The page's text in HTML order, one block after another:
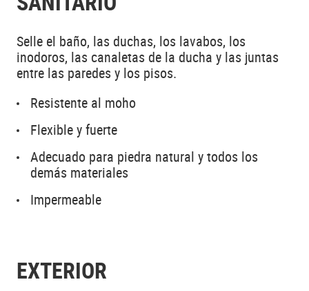
Selle el baño, las duchas, los lavabos, los
inodoros, las canaletas de la ducha y las juntas
entre las paredes y los pisos.
Resistente al moho
Flexible y fuerte
Adecuado para piedra natural y todos los
demás materiales
Impermeable
EXTERIOR